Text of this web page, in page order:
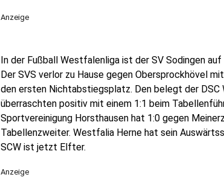
Anzeige
In der Fußball Westfalenliga ist der SV Sodingen
Der SVS verlor zu Hause gegen Obersprockhövel
den ersten Nichtabstiegsplatz. Den belegt der DSC
überraschten positiv mit einem 1:1 beim
Sportvereinigung Horsthausen hat 1:0 gegen
Tabellenzweiter. Westfalia Herne hat sein
SCW ist jetzt Elfter.
Anzeige